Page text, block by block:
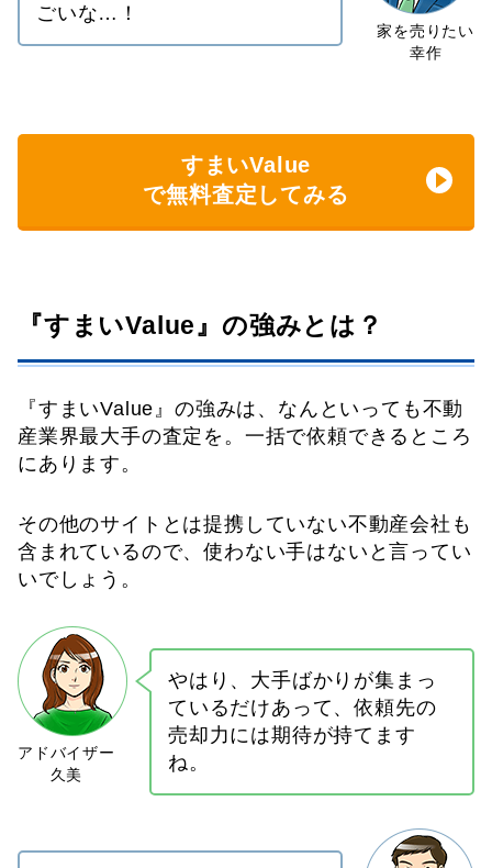
ごいな…！
すまいValue
で無料査定してみる
『すまいValue』の強みとは？
『すまいValue』の強みは、なんといっても不動
産業界最大手の査定を。一括で依頼できるところ
にあります。
その他のサイトとは提携していない不動産会社も
含まれているので、使わない手はないと言ってい
いでしょう。
やはり、大手ばかりが集まっ
ているだけあって、依頼先の
売却力には期待が持てます
ね。